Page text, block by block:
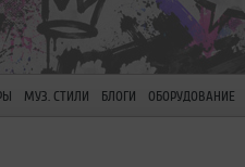
МУЗ. СТИЛИ БЛОГИ ОБОРУДОВАНИЕ